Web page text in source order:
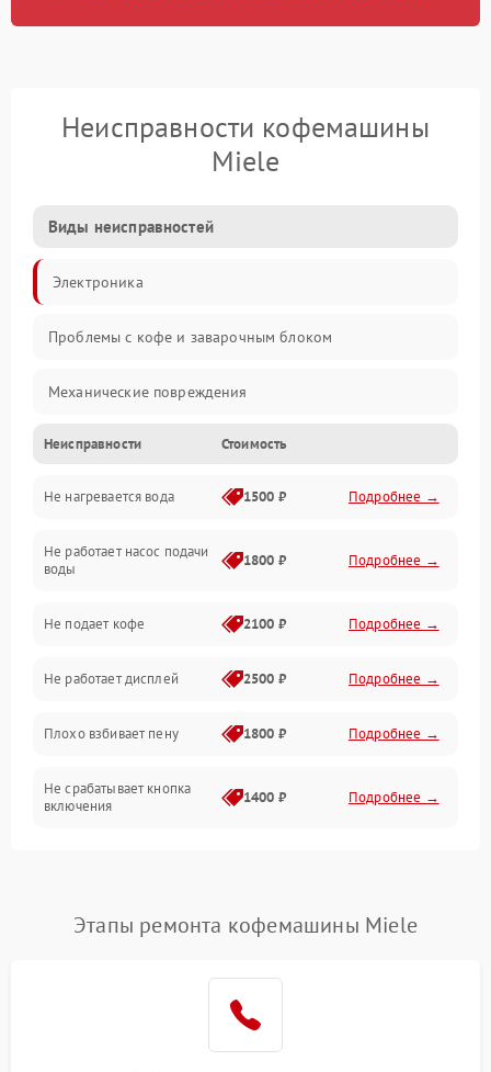
Неисправности кофемашины
Miele
Виды неисправностей
Электроника
Проблемы с кофе и заварочным блоком
Механические повреждения
Прочие неисправности
Включение и работа
Проблемы с водой
Проблемы с капучинатором и паром
Управление и электроника
Программное обеспечение
Неисправности Стоимость
Не нагревается вода 1500 ₽ Подробнее →
Не работает насос подачи
воды
1800 ₽ Подробнее →
Не подает кофе 2100 ₽ Подробнее →
Не работает дисплей 2500 ₽ Подробнее →
Плохо взбивает пену 1800 ₽ Подробнее →
Не срабатывает кнопка
включения
1400 ₽ Подробнее →
Постоянные сбои в работе 1500 ₽ Подробнее →
Этапы ремонта кофемашины Miele